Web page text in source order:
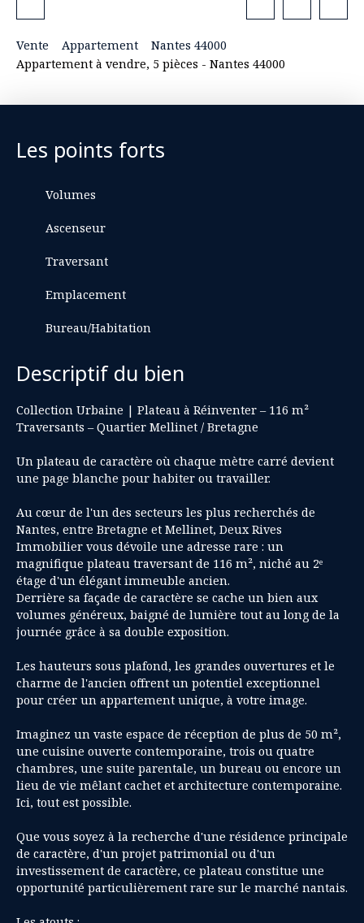
Vente Appartement
Nantes 44000
Appartement à vendre, 5 pièces - Nantes 44000
Les points forts
Volumes
Ascenseur
Traversant
Emplacement
Bureau/Habitation
Descriptif du bien
Collection Urbaine | Plateau à Réinventer – 116 m²
Traversants – Quartier Mellinet / Bretagne
Un plateau de caractère où chaque mètre carré devient
une page blanche pour habiter ou travailler.
Au cœur de l'un des secteurs les plus recherchés de
Nantes, entre Bretagne et Mellinet, Deux Rives
Immobilier vous dévoile une adresse rare : un
magnifique plateau traversant de 116 m², niché au 2ᵉ
étage d'un élégant immeuble ancien.
Derrière sa façade de caractère se cache un bien aux
volumes généreux, baigné de lumière tout au long de la
journée grâce à sa double exposition.
Les hauteurs sous plafond, les grandes ouvertures et le
charme de l'ancien offrent un potentiel exceptionnel
pour créer un appartement unique, à votre image.
Imaginez un vaste espace de réception de plus de 50 m²,
une cuisine ouverte contemporaine, trois ou quatre
chambres, une suite parentale, un bureau ou encore un
lieu de vie mêlant cachet et architecture contemporaine.
Ici, tout est possible.
Que vous soyez à la recherche d'une résidence principale
de caractère, d'un projet patrimonial ou d'un
investissement de caractère, ce plateau constitue une
opportunité particulièrement rare sur le marché nantais.